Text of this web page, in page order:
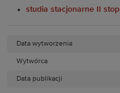
studia stacjonarne II
Data wytworzenia
Wytwórca
Data publikacji